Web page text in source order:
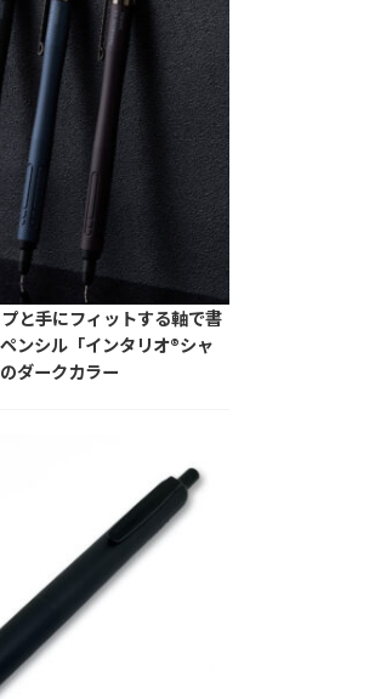
と手にフィットする軸で書
ンシル「インタリオ®シャ
ダークカラー